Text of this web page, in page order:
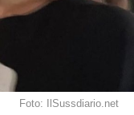
Foto: IlSussdiario.net